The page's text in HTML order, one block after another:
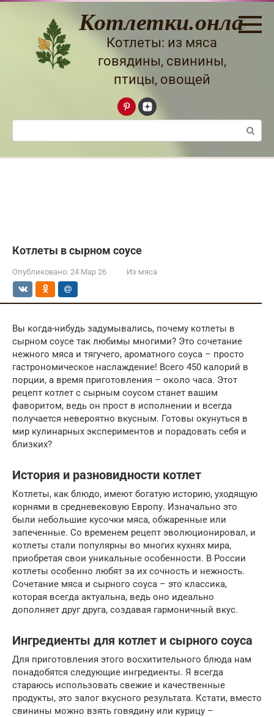
Перейти
Котлетки.онлайн
Котлеты: из мяса
говядины, свинины,
птицы, овощей
Поиск:
Котлеты в сырном соусе
Опубликовано: 24 Мар 26 Из мяса
Вы когда-нибудь задумывались, почему котлеты в
сырном соусе так любимы многими? Это сочетание
нежного мяса и тягучего, ароматного соуса – просто
гастрономическое наслаждение! Всего 450 калорий в
порции, а время приготовления – около часа. Этот
рецепт котлет с сырным соусом станет вашим
фаворитом, ведь он прост в исполнении и всегда
получается невероятно вкусным. Готовы окунуться в
мир кулинарных экспериментов и порадовать себя и
близких?
История и разновидности котлет
Котлеты, как блюдо, имеют богатую историю, уходящую
корнями в средневековую Европу. Изначально это
были небольшие кусочки мяса, обжаренные или
запеченные. Со временем рецепт эволюционировал, и
котлеты стали популярны во многих кухнях мира,
приобретая свои уникальные особенности. В России
котлеты особенно любят за их сочность и нежность.
Сочетание мяса и сырного соуса – это классика,
которая всегда актуальна, ведь оно идеально
дополняет друг друга, создавая гармоничный вкус.
Ингредиенты для котлет и сырного соуса
Для приготовления этого восхитительного блюда нам
понадобятся следующие ингредиенты. Я всегда
стараюсь использовать свежие и качественные
продукты, это залог вкусного результата. Кстати, вместо
свинины можно взять говядину или курицу –